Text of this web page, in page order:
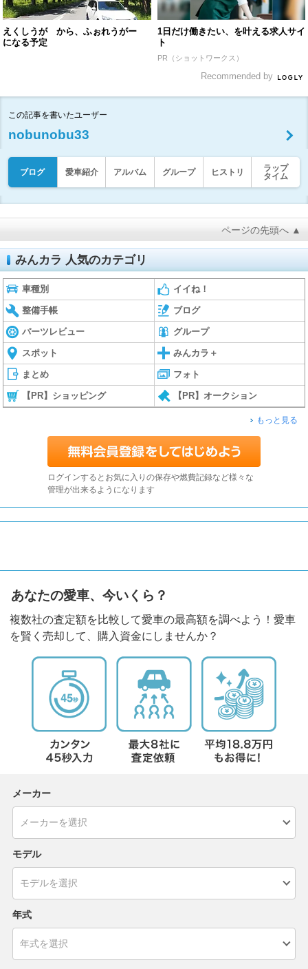
えくしうが から、ふぉれうがー
になる予定
1日だけ働きたい、を叶える求人サイ
ト
PR（ショットワークス）
Recommended by
この記事を書いたユーザー
nobunobu33
ブログ 愛車紹介 アルバム グループ ヒストリ
ラップ
タイム
ページの先頭へ ▲
みんカラ 人気のカテゴリ
車種別 イイね！
整備手帳 ブログ
パーツレビュー グループ
スポット みんカラ＋
まとめ フォト
【PR】ショッピング 【PR】オークション
もっと見る
ログインするとお気に入りの保存や燃費記録など様々な
管理が出来るようになります
あなたの愛車、今いくら？
複数社の査定額を比較して愛車の最高額を調べよう！愛車
を賢く売却して、購入資金にしませんか？
メーカー
モデル
年式